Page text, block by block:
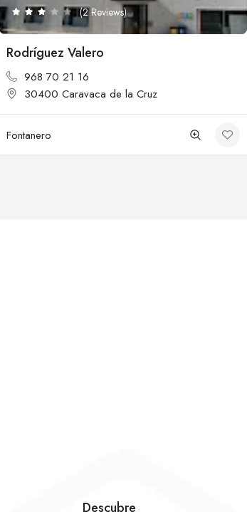
(2 Reviews)
Rodríguez Valero
968 70 21 16
30400 Caravaca de la Cruz
Fontanero
Descubre